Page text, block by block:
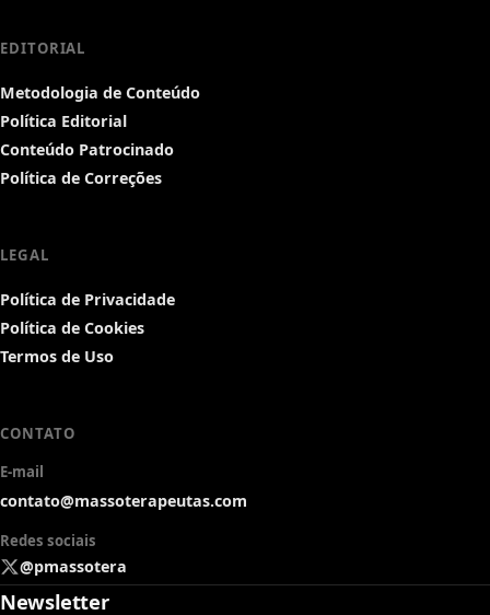
EDITORIAL
Metodologia de Conteúdo
Política Editorial
Conteúdo Patrocinado
Política de Correções
LEGAL
Política de Privacidade
Política de Cookies
Termos de Uso
CONTATO
E-mail
contato@massoterapeutas.com
Redes sociais
@pmassotera
Newsletter